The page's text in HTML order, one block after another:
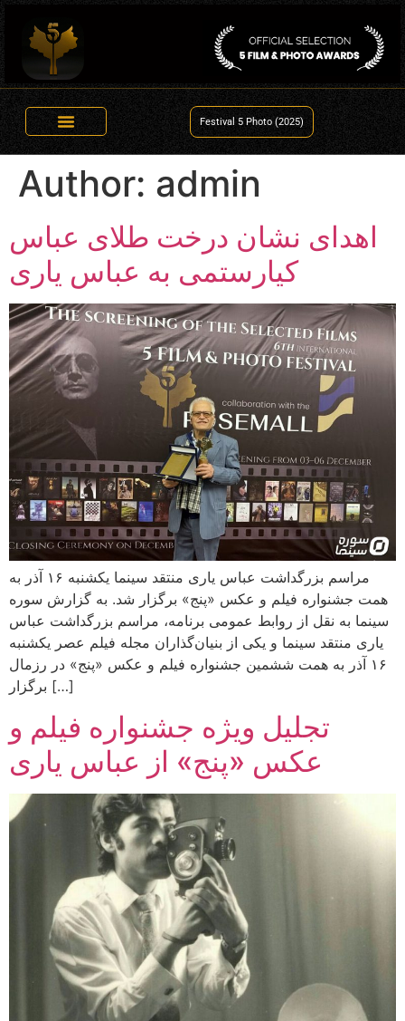
Festival 5 Photo (2025)
Author: admin
اهدای نشان درخت طلای عباس
کیارستمی به عباس یاری
مراسم بزرگداشت عباس یاری منتقد سینما یکشنبه ۱۶ آذر به
همت جشنواره فیلم و عکس «پنج» برگزار شد. به گزارش سوره
سینما به نقل از روابط عمومی برنامه، مراسم بزرگداشت عباس
یاری منتقد سینما و یکی از بنیان‌گذاران مجله فیلم عصر یکشنبه
۱۶ آذر به همت ششمین جشنواره فیلم و عکس «پنج» در رزمال
برگزار […]
تجلیل ویژه جشنواره فیلم و
عکس «پنج» از عباس یاری